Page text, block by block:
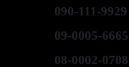
090-111-9929
09-0005-6665
08-0002-0708